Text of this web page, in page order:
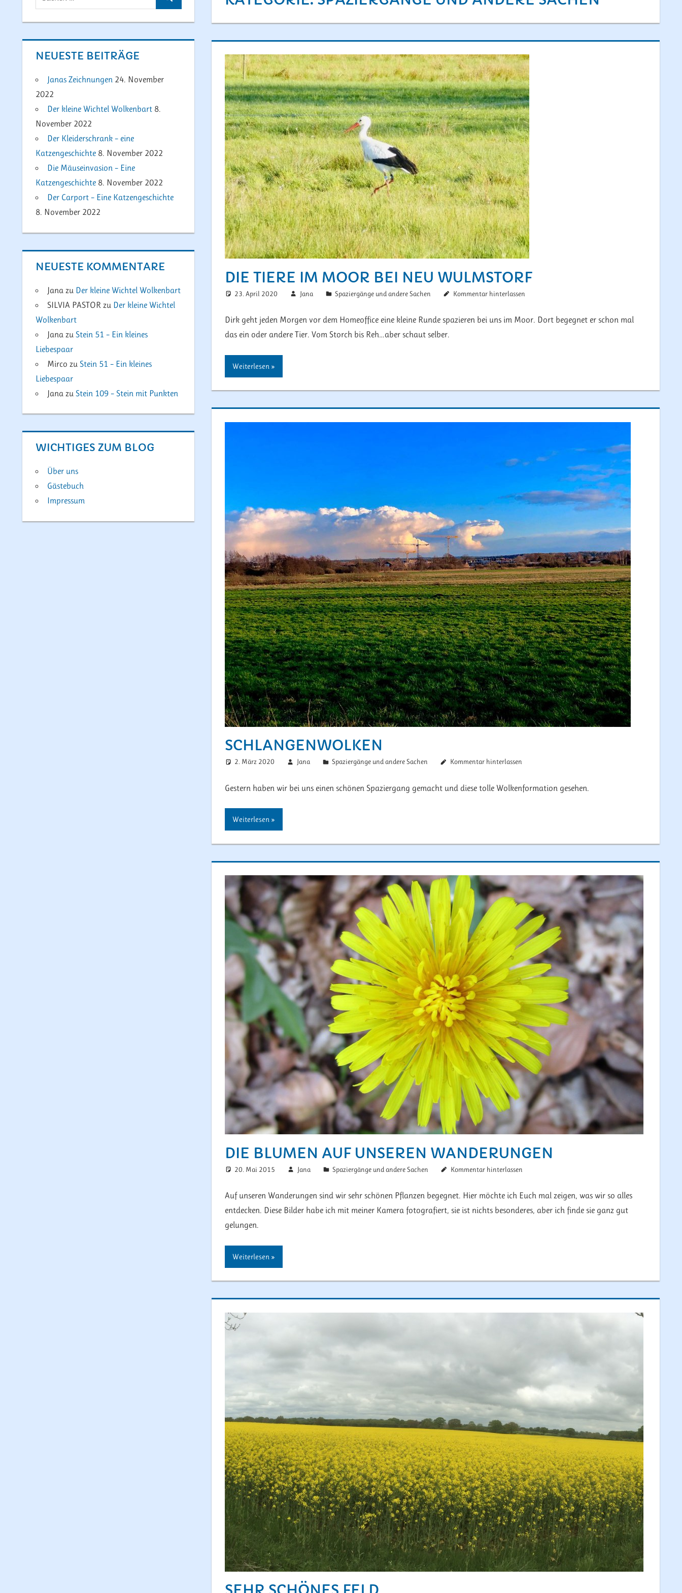
DIE TIERE IM MOOR BEI NEU WULMSTORF
23. April 2020 Jana Spaziergänge und andere Sachen Kommentar hinterlassen
Dirk geht jeden Morgen vor dem Homeoffice eine kleine Runde spazieren bei uns im Moor. Dort begegnet er schon mal
das ein oder andere Tier. Vom Storch bis Reh…aber schaut selber.
Weiterlesen
SCHLANGENWOLKEN
2. März 2020 Jana Spaziergänge und andere Sachen Kommentar hinterlassen
Gestern haben wir bei uns einen schönen Spaziergang gemacht und diese tolle Wolkenformation gesehen.
Weiterlesen
DIE BLUMEN AUF UNSEREN WANDERUNGEN
20. Mai 2015 Jana Spaziergänge und andere Sachen Kommentar hinterlassen
Auf unseren Wanderungen sind wir sehr schönen Pflanzen begegnet. Hier möchte ich Euch mal zeigen, was wir so alles
entdecken. Diese Bilder habe ich mit meiner Kamera fotografiert, sie ist nichts besonderes, aber ich finde sie ganz gut
gelungen.
Weiterlesen
nach:
Suchen
NEUESTE BEITRÄGE
Janas Zeichnungen 24. November
2022
Der kleine Wichtel Wolkenbart 8.
November 2022
Der Kleiderschrank – eine
Katzengeschichte 8. November 2022
Die Mäuseinvasion – Eine
Katzengeschichte 8. November 2022
Der Carport – Eine Katzengeschichte
8. November 2022
NEUESTE KOMMENTARE
Jana zu Der kleine Wichtel Wolkenbart
SILVIA PASTOR zu Der kleine Wichtel
Wolkenbart
Jana zu Stein 51 – Ein kleines
Liebespaar
Mirco zu Stein 51 – Ein kleines
Liebespaar
Jana zu Stein 109 – Stein mit Punkten
WICHTIGES ZUM BLOG
Über uns
Gästebuch
Impressum